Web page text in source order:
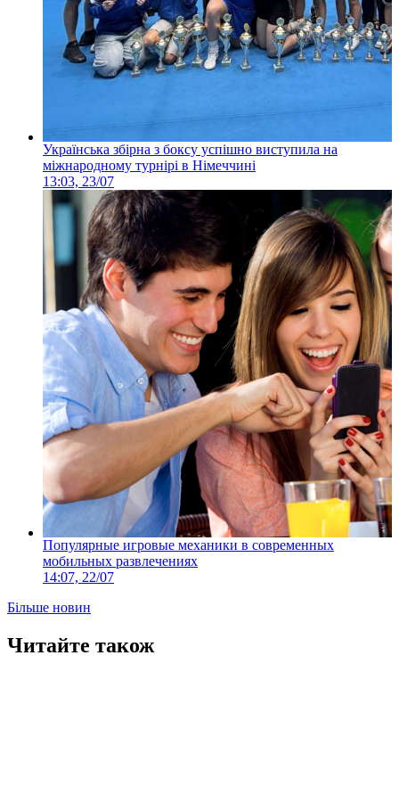
Українська збірна з боксу успішно виступила на
міжнародному турнірі в Німеччині
13:03, 23/07
Популярные игровые механики в современных
мобильных развлечениях
14:07, 22/07
Більше новин
Читайте також